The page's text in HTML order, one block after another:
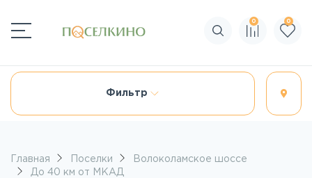
Поиск по сайту
0 0
Фильтр
Главная Поселки
Волоколамское шоссе
До 40 км от МКАД